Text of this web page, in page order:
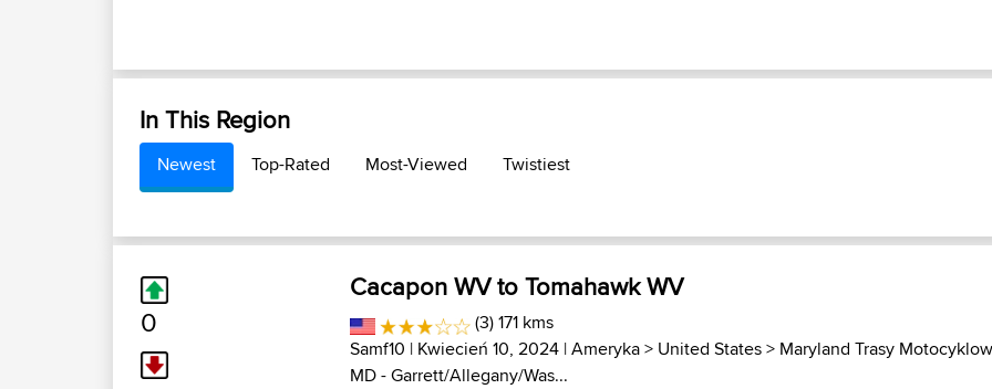
In This Region
Newest Top-Rated Most-Viewed Twistiest
0
Cacapon WV to Tomahawk WV
(3) 171 kms
Samf10 | Kwiecień 10, 2024 |Ameryka> United States> Maryland Trasy
MD - Garrett/Allegany/Was...